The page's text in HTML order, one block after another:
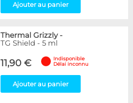
Ajouter au panier
Thermal Grizzly-
TG Shield - 5 ml
11,90 €
Indisponible
Délai inconnu
Ajouter au panier